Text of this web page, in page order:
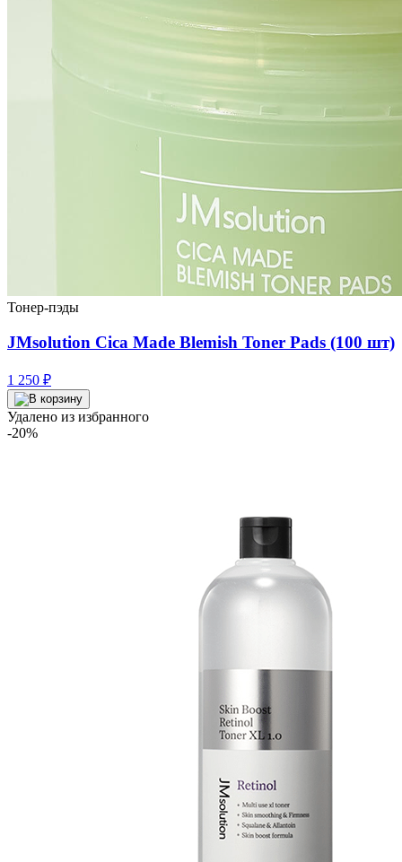
Тонер-пэды
JMsolution Cica Made Blemish Toner Pads (100 шт)
1 250 ₽
Удалено из избранного
-20%